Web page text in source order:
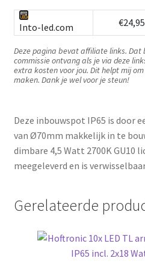
Into-led.com €24,95
Deze pagina bevat affiliate links.
commissie ontvang als je via deze
extra kosten voor jou. Dit helpt mij
maken. Dank je wel voor je steun!
Deze inbouwspot IP65 is door
van Ø70mm makkelijk in te
dimbare 4,5 Watt 2700K GU10
meegeleverd en is
Gerelateerde